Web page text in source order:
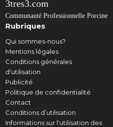
3tres3.com
Communauté Professionnelle Porcine
Rubriques
Qui sommes-nous?
Mentions légales
Conditions générales
d'utilisation
Publicité
Politique de confidentialité
Contact
Conditions d’utilisation
Informations sur l'utilisation des